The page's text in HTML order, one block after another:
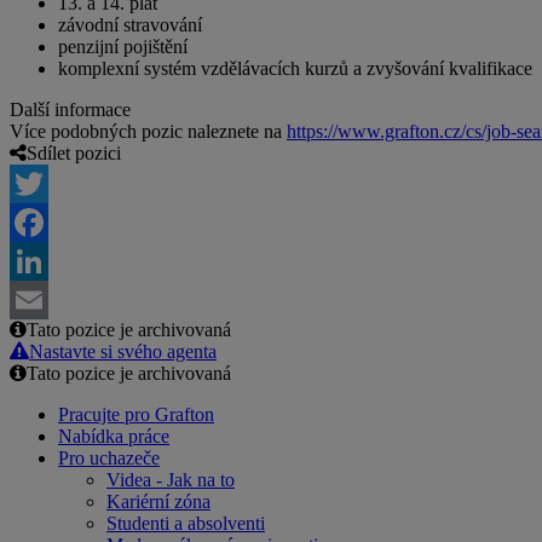
závodní stravování
penzijní pojištění
komplexní systém vzdělávacích kurzů a zvyšování kvalifikace
Další informace
Více podobných pozic naleznete na https://www.grafton.cz/cs/job-
Sdílet pozici
Twitter
Facebook
LinkedIn
Email
Tato pozice je archivovaná
Nastavte si svého agenta
Tato pozice je archivovaná
Pracujte pro Grafton
Nabídka práce
Pro uchazeče
Videa - Jak na to
Kariérní zóna
Studenti a absolventi